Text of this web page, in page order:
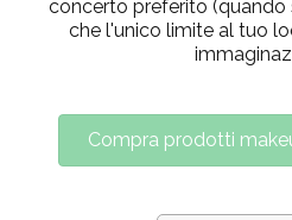
concerto preferito (quando
che l'unico limite al tuo
Compra prodotti